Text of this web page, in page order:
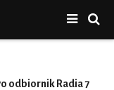
odbiornik Radia 7